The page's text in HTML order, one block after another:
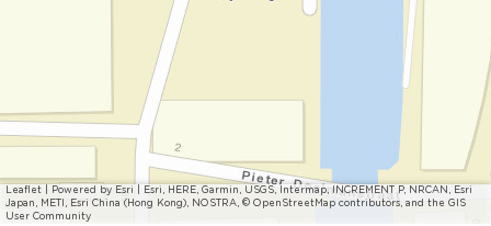
Leaflet
Powered by Esri | Esri, HERE, Garmin, USGS, Intermap, INCREMENT P, NRCAN, Esri
Japan, METI, Esri China (Hong Kong), NOSTRA, © OpenStreetMap contributors, and the GIS
User Community